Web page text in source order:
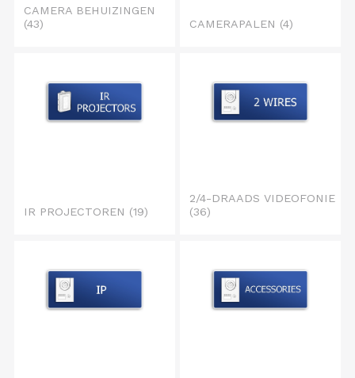
CAMERA BEHUIZINGEN
(43)
CAMERAPALEN (4)
IR PROJECTOREN (19)
2/4-DRAADS VIDEOFONIE
(36)